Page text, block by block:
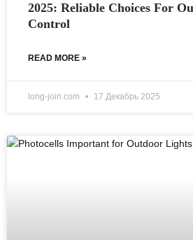
2025: Reliable Choices For
Control
READ MORE »
long-join.com 17 Декабрь 2025